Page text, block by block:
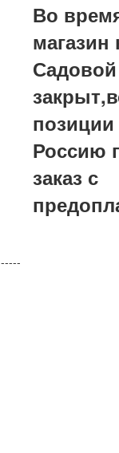
Во
магазин
Садовой
позиции
Россию
заказ с
-----